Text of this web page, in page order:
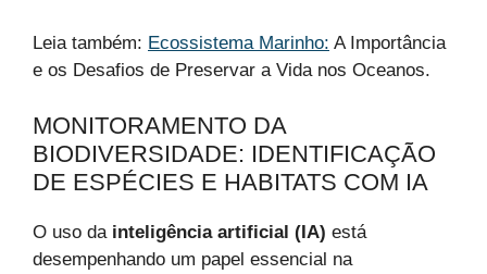
Leia também: Ecossistema Marinho: A Importância
e os Desafios de Preservar a Vida nos Oceanos.
MONITORAMENTO DA
BIODIVERSIDADE: IDENTIFICAÇÃO
DE ESPÉCIES E HABITATS COM IA
O uso da inteligência artificial (IA) está
desempenhando um papel essencial na